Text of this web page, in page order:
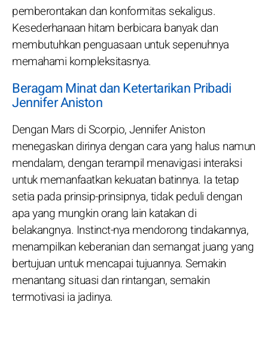
pemberontakan dan konformitas sekaligus.
Kesederhanaan hitam berbicara banyak dan
membutuhkan penguasaan untuk sepenuhnya
memahami kompleksitasnya.
Beragam Minat dan Ketertarikan Pribadi
Jennifer Aniston
Dengan Mars di Scorpio, Jennifer Aniston
menegaskan dirinya dengan cara yang halus namun
mendalam, dengan terampil menavigasi interaksi
untuk memanfaatkan kekuatan batinnya. Ia tetap
setia pada prinsip-prinsipnya, tidak peduli dengan
apa yang mungkin orang lain katakan di
belakangnya. Instinct-nya mendorong tindakannya,
menampilkan keberanian dan semangat juang yang
bertujuan untuk mencapai tujuannya. Semakin
menantang situasi dan rintangan, semakin
termotivasi ia jadinya.